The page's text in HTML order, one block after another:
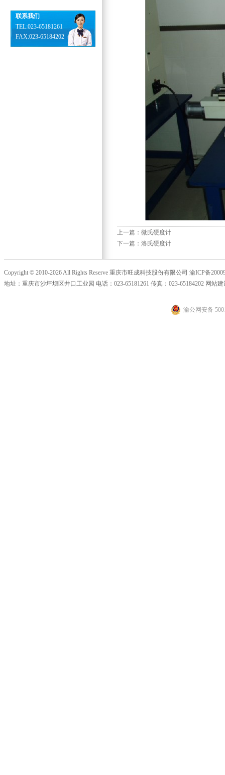
联系我们
TEL:023-65181261
FAX:023-65184202
上一篇： 微氏硬度计
下一篇： 洛氏硬度计
Copyright © 2010-2026 All Rights Reserve 重庆市旺成科技股份有限公司 渝ICP备
地址：重庆市沙坪坝区井口工业园 电话：023-65181261 传真：023-65184202 网站
渝公网安备